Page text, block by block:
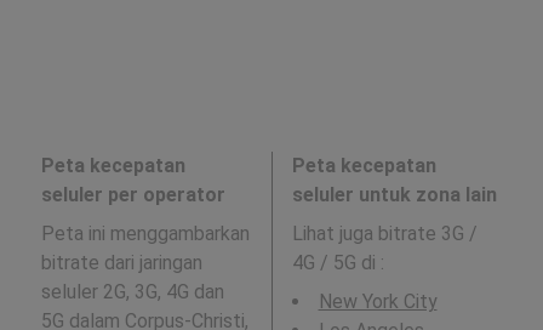
Peta kecepatan
seluler per operator
Peta ini menggambarkan
bitrate dari jaringan
seluler 2G, 3G, 4G dan
5G dalam Corpus-Christi,
Peta kecepatan
seluler untuk zona lain
Lihat juga bitrate 3G /
4G / 5G di :
New York City